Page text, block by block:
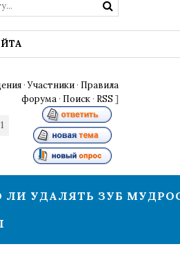
·Участники · Правила
форума · Поиск · RSS ]
1
ЛИ УДАЛЯТЬ ЗУБ